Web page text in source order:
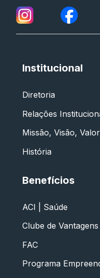
Institucional
Diretoria
Relações
Missão, Visão,
História
Benefícios
ACI | Saúde
Clube de Vantagens
FAC
Programa